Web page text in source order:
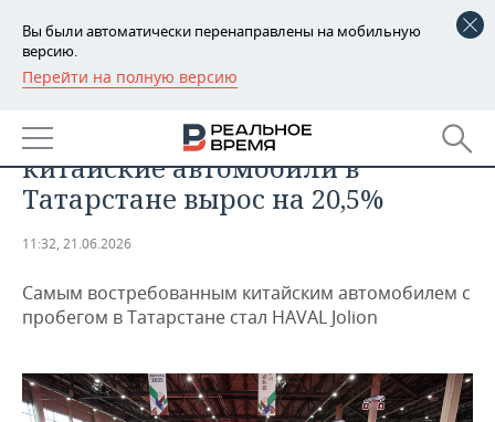
Вы были автоматически перенаправлены на мобильную
версию.
Перейти на полную версию
РЕГИОНЫ
БАШКОРТОСТАН
ТАТАРСТАН
НОВОСТИ
АНАЛИТИКА
ДЕКЛАРАЦИИ О ДОХОДАХ
КОРОЛИ ГОСЗАКАЗА ПФО
ВУЗЫ ТАТАРСТАНА
НОВОСТИ ЭКОНОМИКИ
ФИНАНСЫ
БАНКИ
ПРОМЫШЛЕННОСТЬ
НОВОСТИ
АГРОПРОМ
НЕДВИЖИМОСТЬ
НОВОСТИ НЕДВИЖИМОСТИ
АВТО
Спрос на подержанные
китайские автомобили в
Татарстане вырос на 20,5%
11:32, 21.06.2026
Самым востребованным китайским автомобилем с
пробегом в Татарстане стал HAVAL Jolion